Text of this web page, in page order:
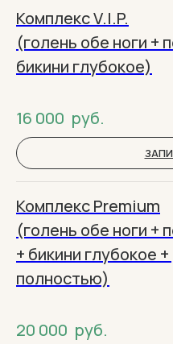
Комплекс V.I.P.
(голень обе ноги +
бикини глубокое)
16 000 руб.
Комплекс Premium
(голень обе ноги +
+ бикини глубокое
полностью)
20 000 руб.